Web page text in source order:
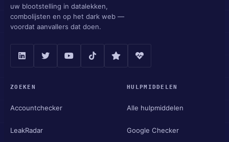
uw blootstelling in datalekken,
combolijsten en op het dark web —
voordat aanvallers dat doen.
ZOEKEN
Accountchecker
LeakRadar
HULPMIDDELEN
Alle hulpmiddelen
Google Checker